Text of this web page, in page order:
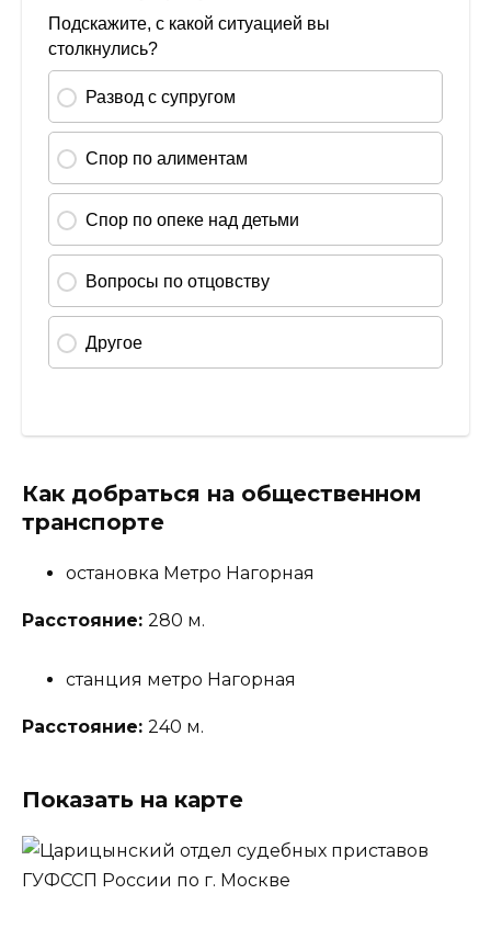
Как добраться на общественном
транспорте
остановка Метро Нагорная
Расстояние: 280 м.
станция метро Нагорная
Расстояние: 240 м.
Показать на карте